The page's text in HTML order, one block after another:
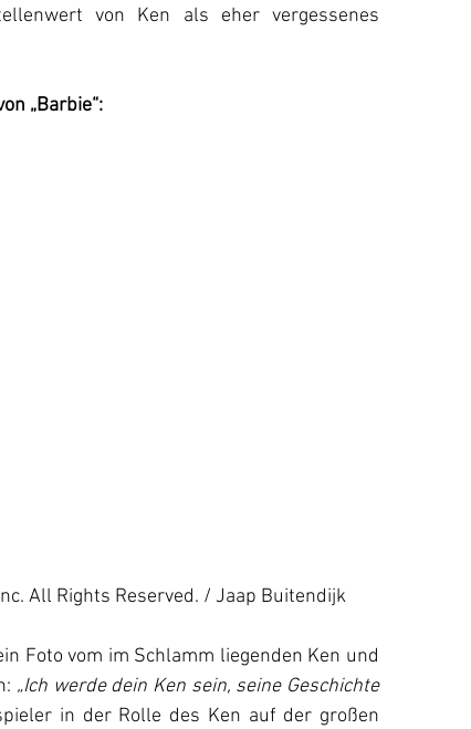
von Ken als eher vergessenes
„Barbie“:
All Rights Reserved. / Jaap Buitendijk
Foto vom im Schlamm liegenden Ken und
„Ich werde dein Ken sein, seine Geschichte
in der Rolle des Ken auf der großen